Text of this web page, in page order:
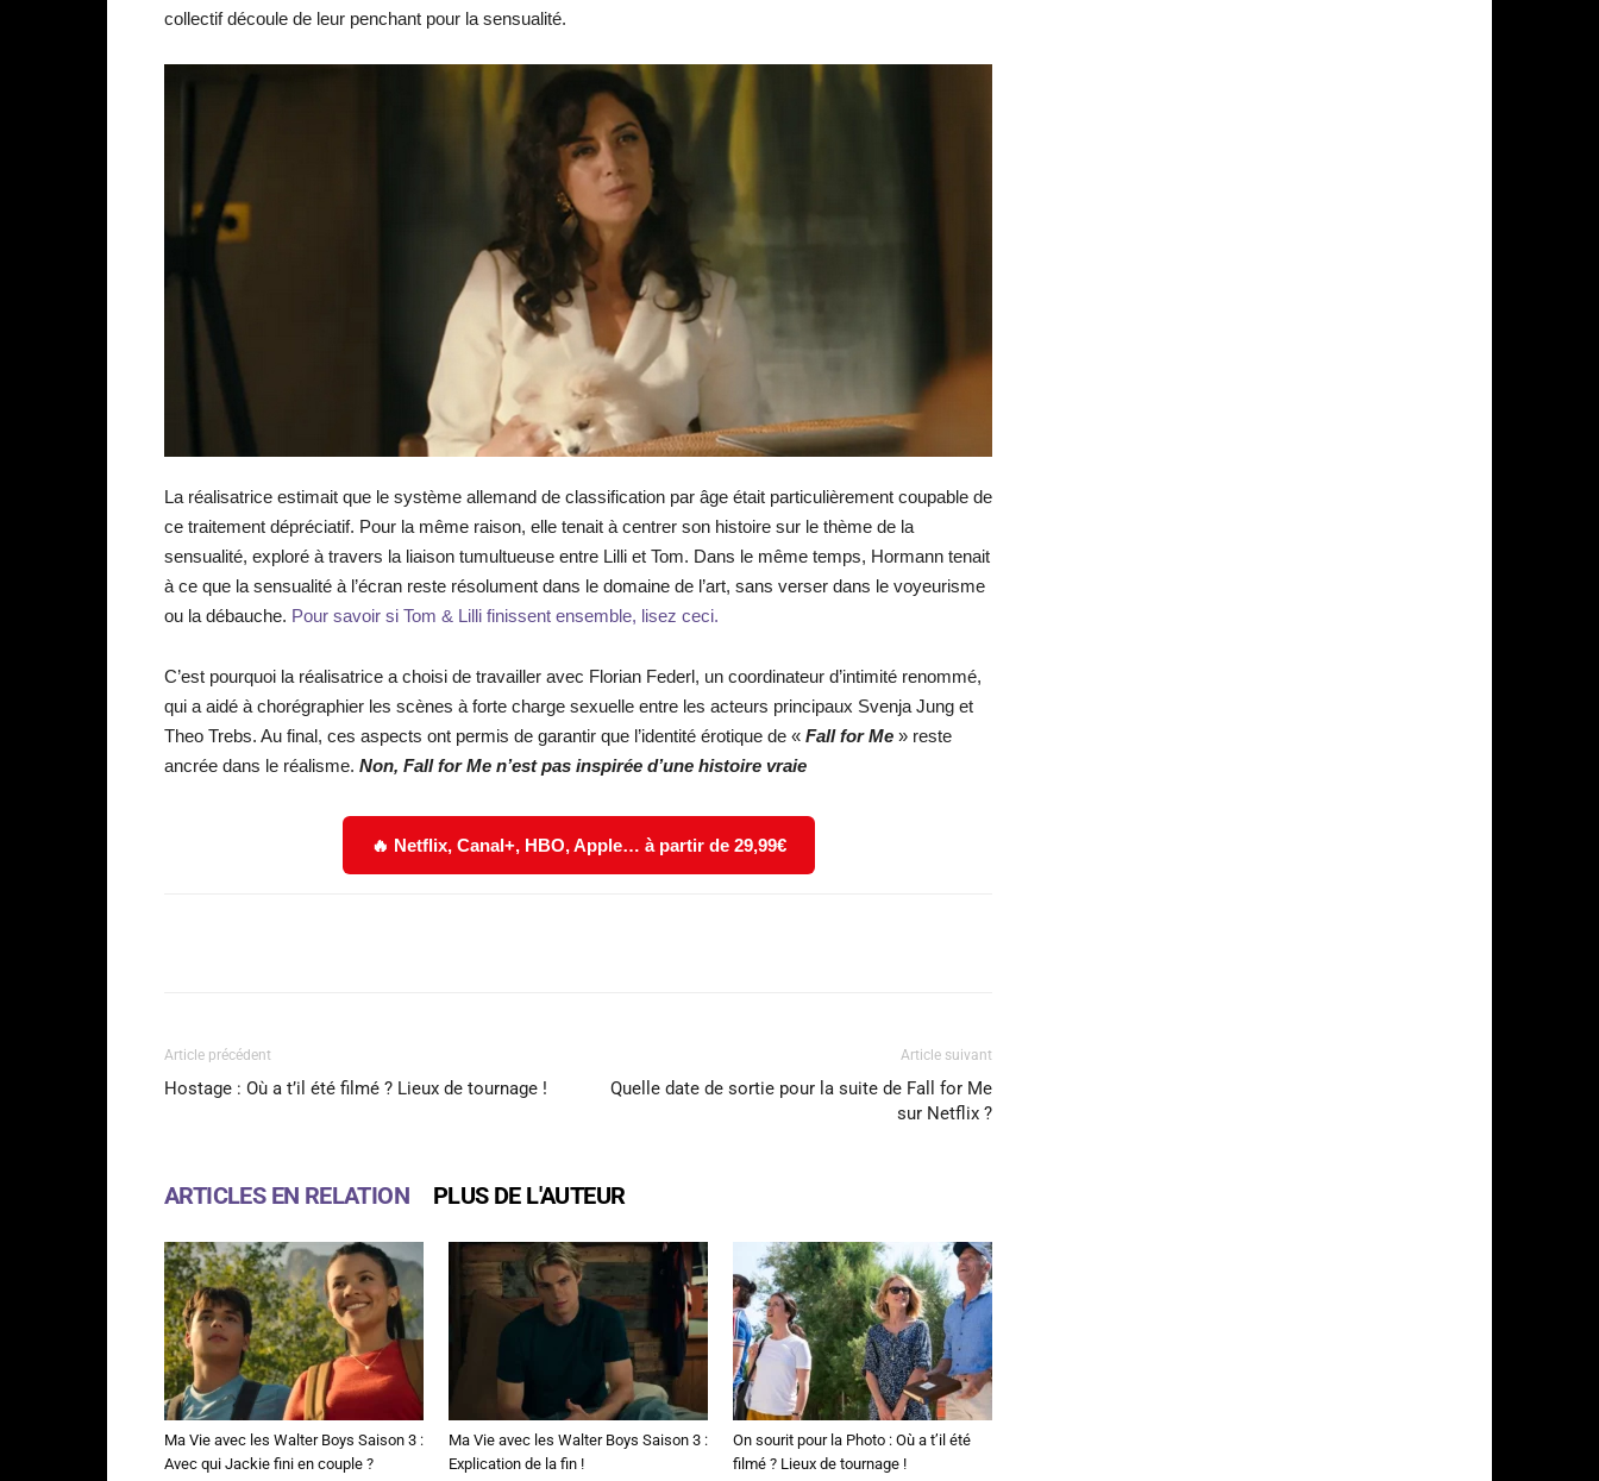
collectif découle de leur penchant pour la sensualité.
La réalisatrice estimait que le système allemand de classification par âge était particulièrement coupable de
ce traitement dépréciatif. Pour la même raison, elle tenait à centrer son histoire sur le thème de la
sensualité, exploré à travers la liaison tumultueuse entre Lilli et Tom. Dans le même temps, Hormann tenait
à ce que la sensualité à l’écran reste résolument dans le domaine de l’art, sans verser dans le voyeurisme
ou la débauche. Pour savoir si Tom & Lilli finissent ensemble, lisez ceci.
C’est pourquoi la réalisatrice a choisi de travailler avec Florian Federl, un coordinateur d’intimité renommé,
qui a aidé à chorégraphier les scènes à forte charge sexuelle entre les acteurs principaux Svenja Jung et
Theo Trebs. Au final, ces aspects ont permis de garantir que l’identité érotique de « Fall for Me » reste
ancrée dans le réalisme. Non, Fall for Me n’est pas inspirée d’une histoire vraie
🔥 Netflix, Canal+, HBO, Apple… à partir de 29,99€
Article précédent
Hostage : Où a t’il été filmé ? Lieux de tournage !
Article suivant
Quelle date de sortie pour la suite de Fall for Me
sur Netflix ?
ARTICLES EN RELATION PLUS DE L'AUTEUR
Ma Vie avec les Walter Boys Saison 3 :
Avec qui Jackie fini en couple ?
Ma Vie avec les Walter Boys Saison 3 :
Explication de la fin !
On sourit pour la Photo : Où a t’il été
filmé ? Lieux de tournage !